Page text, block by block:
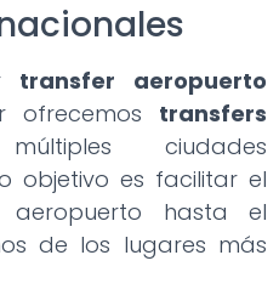
transfer aeropuerto
ofrecemos transfers
ciudades
objetivo es facilitar el
hasta el
de los lugares más